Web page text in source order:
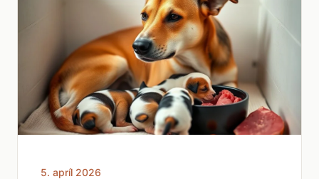
5. apríl 2026